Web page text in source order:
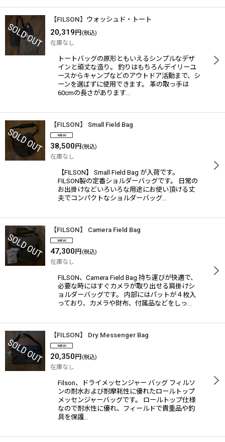
【FILSON】ウォッシュド・トート
20,319 円 (税込)
在庫なし
トートバッグの原形ともいえるシンプルなデザ
インと頑丈な造り。 釣りはもちろんデイリーユ
ースからキャンプなどのアウトドア活動まで、シ
ーンを選ばずに使用できます。 革の取っ手は
60cmの長さがあります…
【FILSON】 Small Field Bag
38,500 円 (税込)
在庫なし
【FILSON】 Small Field Bag が入荷です。
FILSON製の定番ショルダーバッグです。 日常の
お出掛けなどいろいろな用途にお使い頂ける丈
夫でコンパクトなショルダーバッグ…
【FILSON】 Camera Field Bag
47,300 円 (税込)
在庫なし
FILSON、Camera Field Bag 持ち運びが快適で、
必要な時にはすぐカメラが取り出せる肩掛けシ
ョルダーバッグです。 内部にはパットが４枚入
っており、カメラや財布、付属品などをしっ…
【FILSON】 Dry Messenger Bag
20,350 円 (税込)
在庫なし
Filson、ドライメッセンジャー バッグ フィルソ
ンの耐水および耐摩耗性に優れたロールトップ
メッセンジャーバッグです。 ロールトップ仕様
なので耐水性に優れ、フィールドで貴重品や釣
具を保護…